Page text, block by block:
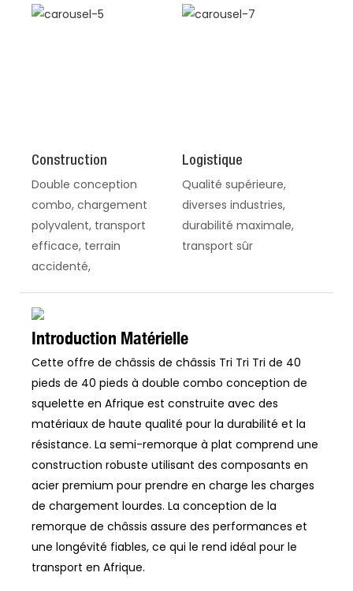
Construction
Double conception
combo, chargement
polyvalent, transport
efficace, terrain
accidenté,
Logistique
Qualité supérieure,
diverses industries,
durabilité maximale,
transport sûr
Introduction Matérielle
Cette offre de châssis de châssis Tri Tri Tri de 40
pieds de 40 pieds à double combo conception de
squelette en Afrique est construite avec des
matériaux de haute qualité pour la durabilité et la
résistance. La semi-remorque à plat comprend une
construction robuste utilisant des composants en
acier premium pour prendre en charge les charges
de chargement lourdes. La conception de la
remorque de châssis assure des performances et
une longévité fiables, ce qui le rend idéal pour le
transport en Afrique.